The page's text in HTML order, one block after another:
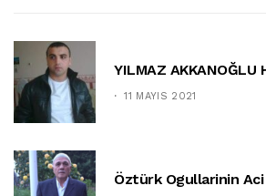
YILMAZ AKKANOĞLU
11 MAYIS 2021
Öztürk Ogullarinin Aci